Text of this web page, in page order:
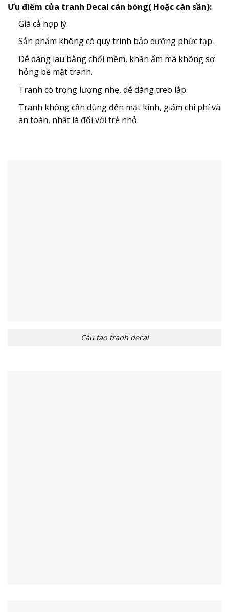
Ưu điểm của tranh Decal cán bóng( Hoặc cán sần):
Giá cả hợp lý.
Sản phẩm không có quy trình bảo dưỡng phức tạp.
Dễ dàng lau bằng chổi mềm, khăn ẩm mà không sợ
hỏng bề mặt tranh.
Tranh có trọng lượng nhẹ, dễ dàng treo lắp.
Tranh không cần dùng đến mặt kính, giảm chi phí và
an toàn, nhất là đối với trẻ nhỏ.
Cấu tạo tranh decal